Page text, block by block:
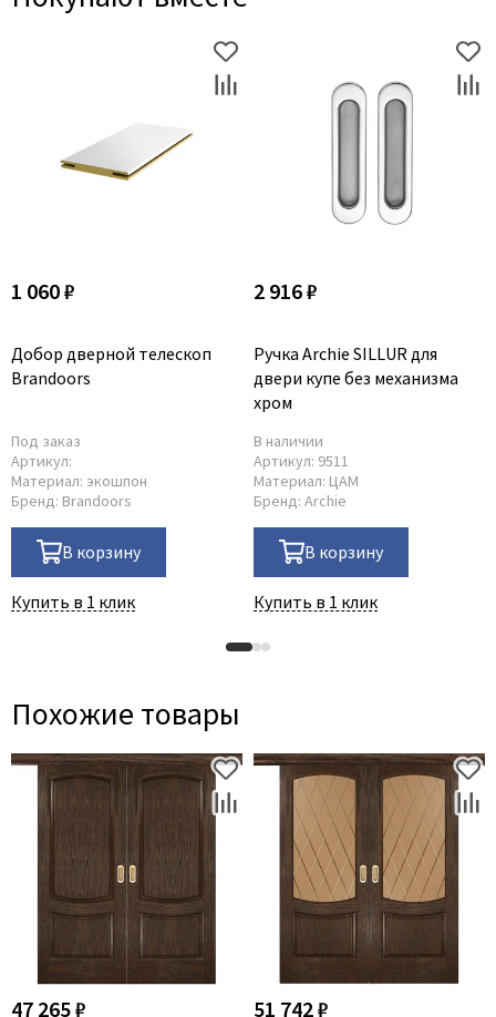
1 060 ₽
Добор дверной телескоп
Brandoors
Под заказ
Артикул:
Материал: экошпон
Бренд: Brandoors
В корзину
Купить в 1 клик
2 916 ₽
Ручка Archie SILLUR для
двери купе без механизма
хром
В наличии
Артикул: 9511
Материал: ЦАМ
Бренд: Archie
В корзину
Купить в 1 клик
Похожие товары
47 265 ₽ 51 742 ₽